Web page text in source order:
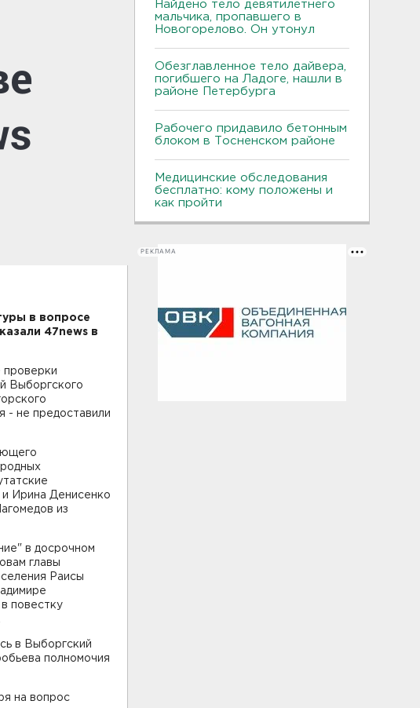
в вопросе
47news в
проверки
Выборгского
- не предоставили
Ирина Денисенко
из
в досрочном
главы
Раисы
повестку
в Выборгский
полномочия
на вопрос
Найдено тело девятилетнего
мальчика, пропавшего в
Новогорелово. Он утонул
Обезглавленное тело дайвера,
погибшего на Ладоге, нашли в
районе Петербурга
Рабочего придавило бетонным
блоком в Тосненском районе
Медицинские обследования
бесплатно: кому положены и
как пройти
РЕКЛАМА